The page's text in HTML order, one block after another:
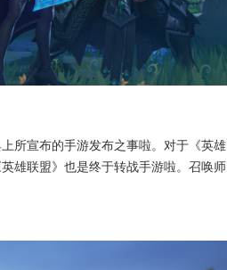
所宣布的手游发布之事啦。对于《英雄
雄联盟》也是终于转战手游啦。召唤师